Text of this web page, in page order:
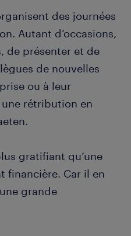
des journées
Autant d’occasions,
de présenter et de
de nouvelles
ou à leur
rétribution en
gratifiant qu’une
financière. Car il en
grande